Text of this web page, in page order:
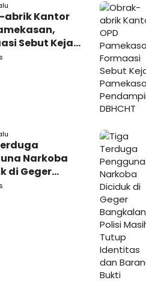
abrik Kantor
Sebut Kejari
Narkoba
di Geger
Polisi